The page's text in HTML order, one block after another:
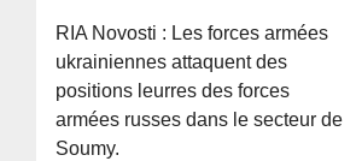
RIA Novosti : Les forces armées
ukrainiennes attaquent des
positions leurres des forces
armées russes dans le secteur de
Soumy.